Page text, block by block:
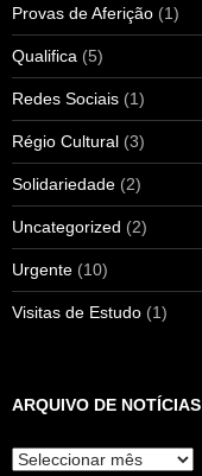
Provas de Aferição (1)
Qualifica (5)
Redes Sociais (1)
Régio Cultural (3)
Solidariedade (2)
Uncategorized (2)
Urgente (10)
Visitas de Estudo (1)
ARQUIVO DE NOTÍCIAS
Arquivo